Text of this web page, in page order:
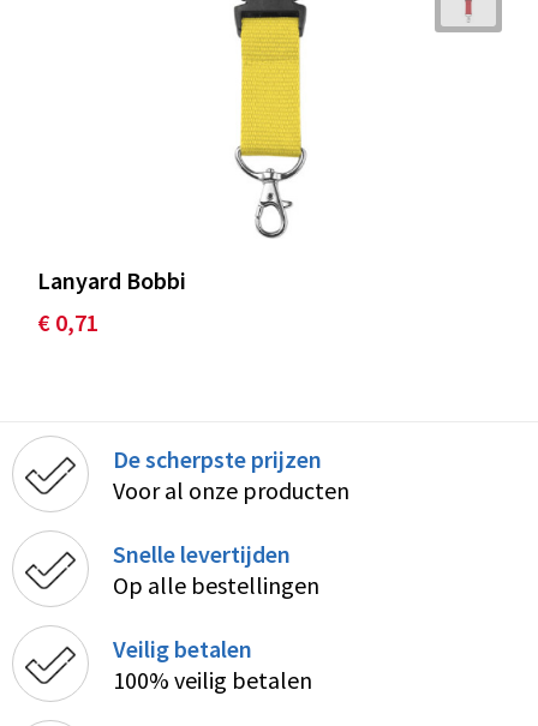
Lanyard Bobbi
€ 0,71
De scherpste prijzen
Voor al onze producten
Snelle levertijden
Op alle bestellingen
Veilig betalen
100% veilig betalen